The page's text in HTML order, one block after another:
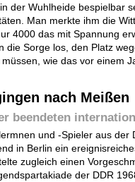
der Wuhlheide bespielbar
Man merkte ihm die
4000 das mit Spannung
die Sorge los, den Platz
wie das vor einem
nach Meißen
beendeten
und -Spieler aus der
in Berlin ein
zugleich einen
der DDR